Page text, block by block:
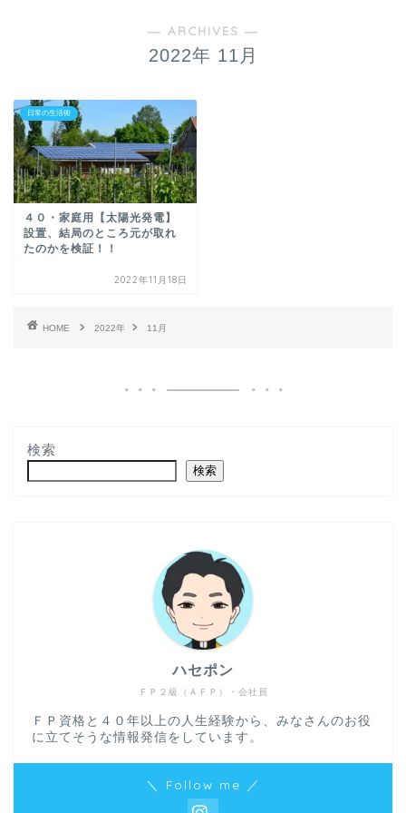
― ARCHIVES ―
2022年 11月
日常の生活術
４０・家庭用【太陽光発電】
設置、結局のところ元が取れ
たのかを検証！！
2022年11月18日
HOME 2022年 11月
検索
検索
ＦＰ２級（ＡＦＰ）・会社員
ハセポン
ＦＰ資格と４０年以上の人生経験から、みなさんのお役
に立てそうな情報発信をしています。
＼ Follow me ／